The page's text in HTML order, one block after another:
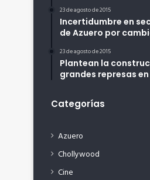
23 de agosto de 2015
Incertidumbre en
de Azuero por
23 de agosto de 2015
Plantean la
grandes represas
Categorías
Azuero
Chollywood
Cine